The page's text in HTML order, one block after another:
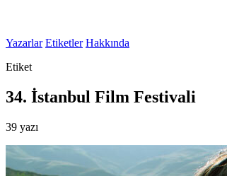
Yazarlar Etiketler Hakkında
Etiket
34. İstanbul Film Festivali
39 yazı